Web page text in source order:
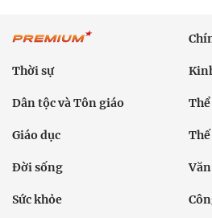
Thời sự
Dân tộc và Tôn giáo
Giáo dục
Đời sống
Sức khỏe